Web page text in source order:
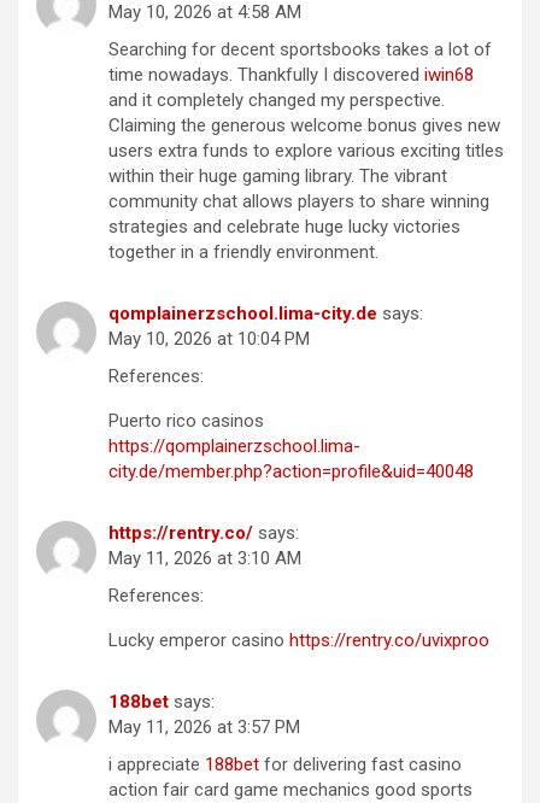
May 10, 2026 at 4:58 AM
Searching for decent sportsbooks takes a lot of
time nowadays. Thankfully I discovered iw​i​n6​8
and it completely changed my perspective.
Claiming the generous welcome bonus gives new
users extra funds to explore various exciting titles
within their huge gaming library. The vibrant
community chat allows players to share winning
strategies and celebrate huge lucky victories
together in a friendly environment.
qomplainerzschool.lima-city.de says:
May 10, 2026 at 10:04 PM
References:
Puerto rico casinos
https://qomplainerzschool.lima-
city.de/member.php?action=profile&uid=40048
https://rentry.co/ says:
May 11, 2026 at 3:10 AM
References:
Lucky emperor casino https://rentry.co/uvixproo
1​8​8b​e​t says:
May 11, 2026 at 3:57 PM
i appreciate 1​8​8b​e​t for delivering fast casino
action fair card game mechanics good sports